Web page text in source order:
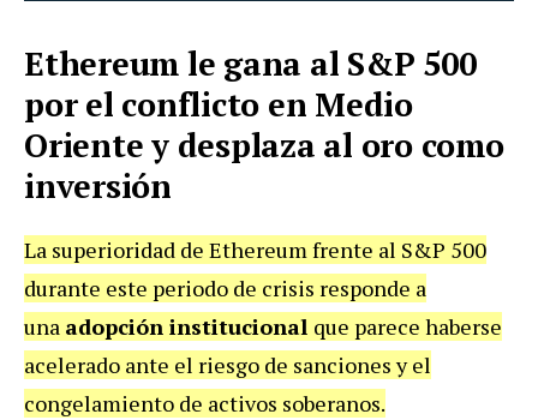
Ethereum le gana al S&P 500
por el conflicto en Medio
Oriente y desplaza al oro como
inversión
La superioridad de Ethereum frente al S&P 500
durante este periodo de crisis responde a
una adopción institucional que parece haberse
acelerado ante el riesgo de sanciones y el
congelamiento de activos soberanos.